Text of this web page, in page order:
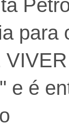
para
e é